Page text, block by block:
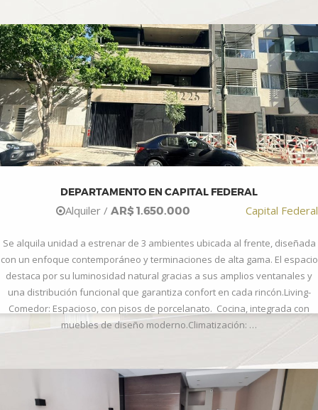
DEPARTAMENTO EN CAPITAL FEDERAL
Alquiler / AR$ 1.650.000 Capital Federal
Se alquila unidad a estrenar de 3 ambientes ubicada al frente, diseñada
con un enfoque contemporáneo y terminaciones de alta gama. El espacio
destaca por su luminosidad natural gracias a sus amplios ventanales y
una distribución funcional que garantiza confort en cada rincón.Living-
Comedor: Espacioso, con pisos de porcelanato. Cocina, integrada con
muebles de diseño moderno.Climatización: …